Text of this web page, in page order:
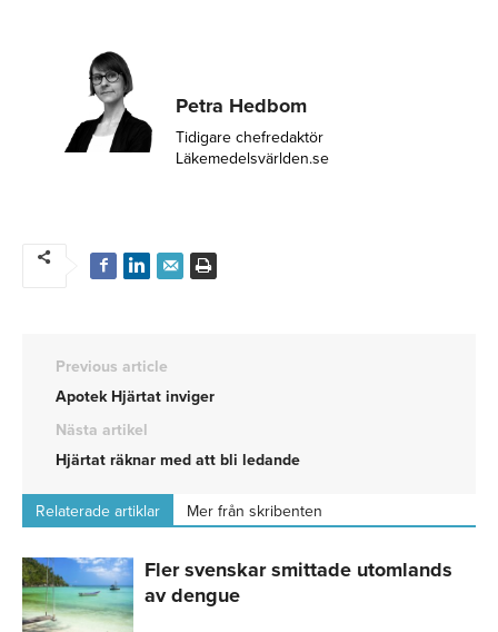
Petra Hedbom
Tidigare chefredaktör
Läkemedelsvärlden.se
Previous article
Apotek Hjärtat inviger
Nästa artikel
Hjärtat räknar med att bli ledande
Relaterade artiklar Mer från skribenten
Fler svenskar smittade utomlands
av dengue